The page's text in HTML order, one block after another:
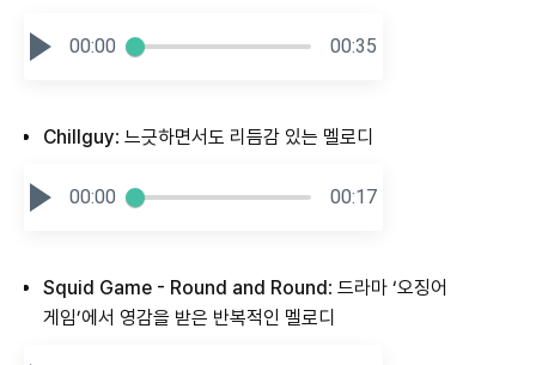
00:00 00:35
Chillguy: 느긋하면서도 리듬감 있는 멜로디
00:00 00:17
Squid Game - Round and Round: 드라마 ‘오징어
게임’에서 영감을 받은 반복적인 멜로디